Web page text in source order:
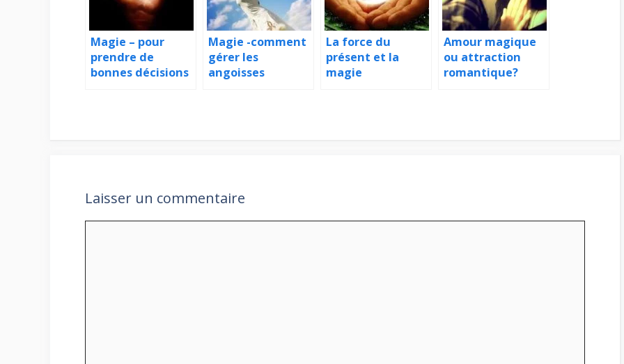
Magie – pour
prendre de
bonnes décisions
Magie -comment
gérer les
angoisses
La force du
présent et la
magie
Amour magique
ou attraction
romantique?
Laisser un commentaire